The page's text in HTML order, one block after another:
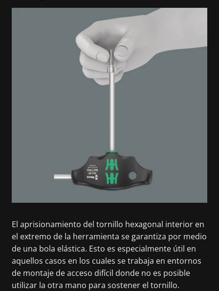
El aprisionamiento del tornillo hexagonal interior en
el extremo de la herramienta se garantiza por medio
de una bola elástica. Esto es especialmente útil en
aquellos casos en los cuales se trabaja en entornos
de montaje de acceso difícil donde no es posible
utilizar la otra mano para sostener el tornillo.